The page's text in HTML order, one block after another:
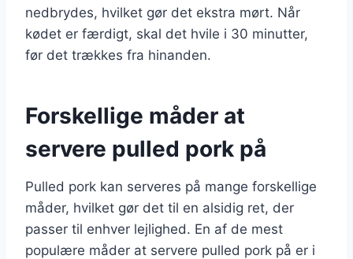
nedbrydes, hvilket gør det ekstra mørt. Når
kødet er færdigt, skal det hvile i 30 minutter,
før det trækkes fra hinanden.
Forskellige måder at
servere pulled pork på
Pulled pork kan serveres på mange forskellige
måder, hvilket gør det til en alsidig ret, der
passer til enhver lejlighed. En af de mest
populære måder at servere pulled pork på er i